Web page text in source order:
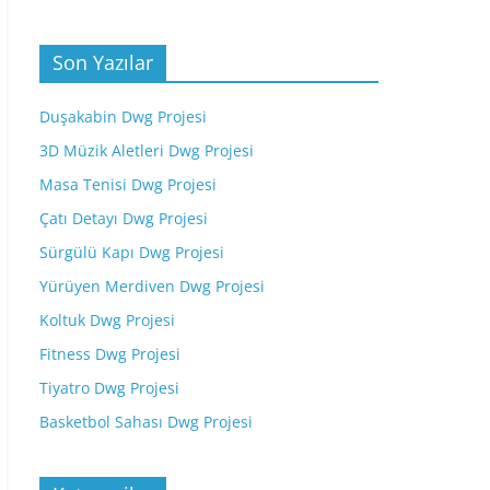
Son Yazılar
Duşakabin Dwg Projesi
3D Müzik Aletleri Dwg Projesi
Masa Tenisi Dwg Projesi
Çatı Detayı Dwg Projesi
Sürgülü Kapı Dwg Projesi
Yürüyen Merdiven Dwg Projesi
Koltuk Dwg Projesi
Fitness Dwg Projesi
Tiyatro Dwg Projesi
Basketbol Sahası Dwg Projesi